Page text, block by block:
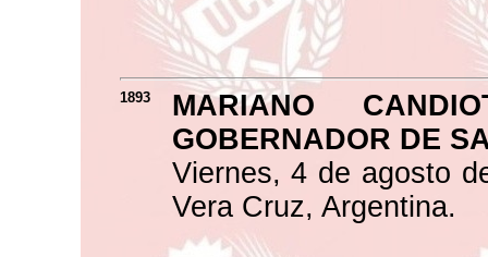
1893
MARIANO
GOBERNADOR DE
Viernes, 4 de agosto
Vera Cruz, Argentina.